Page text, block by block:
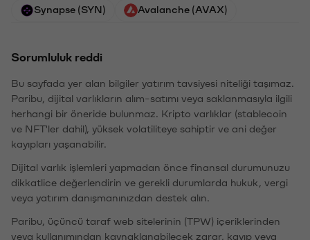
Synapse (SYN) Avalanche (AVAX)
Sorumluluk reddi
Bu sayfada yer alan bilgiler yatırım tavsiyesi niteliği taşımaz.
Paribu, dijital varlıkların alım-satımı veya saklanmasıyla ilgili
herhangi bir öneride bulunmaz. Kripto varlıklar (stablecoin
ve NFT'ler dahil), yüksek volatiliteye sahiptir ve ani değer
kayıpları yaşanabilir.
Dijital varlık işlemleri yapmadan önce finansal durumunuzu
dikkatlice değerlendirin ve gerekli durumlarda hukuk, vergi
veya yatırım danışmanınızdan destek alın.
Paribu, üçüncü taraf web sitelerinin (TPW) içeriklerinden
veya kullanımından kaynaklanabilecek zarar, kayıp veya